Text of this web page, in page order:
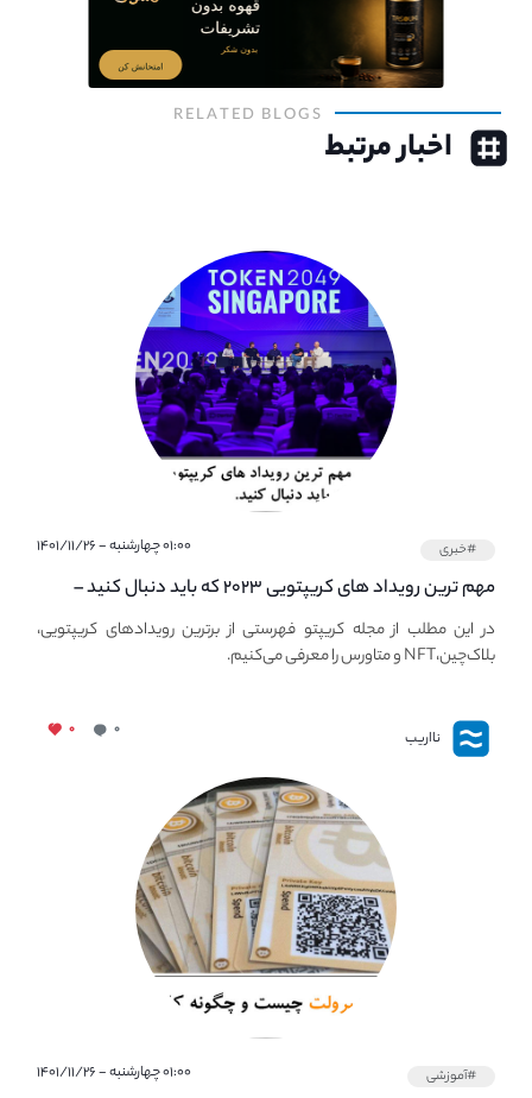
RELATED BLOGS
اخبار مرتبط
#خبری ۰۱:۰۰ چهارشنبه - ۱۴۰۱/۱۱/۲۶
مهم ترین رویداد های کریپتویی ۲۰۲۳ که باید دنبال کنید –
معرفی بهترین رویداد های جهانی
در این مطلب از مجله کریپتو فهرستی از برترین رویدادهای کریپتویی،
بلاک‌چین،NFT و متاورس را معرفی می‌کنیم.
نااریب ۰ ۰
#آموزشی ۰۱:۰۰ چهارشنبه - ۱۴۰۱/۱۱/۲۶